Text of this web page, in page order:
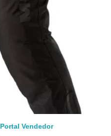
Portal Vendedor